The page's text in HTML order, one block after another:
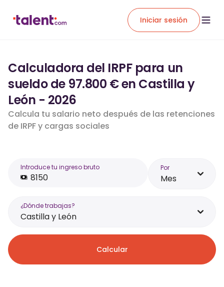
Iniciar sesión
Calculadora del IRPF para un
sueldo de 97.800 € en Castilla y
León - 2026
Calcula tu salario neto después de las retenciones
de IRPF y cargas sociales
Introduce tu ingreso bruto Por
Mes
¿Dónde trabajas?
Castilla y León
Calcular